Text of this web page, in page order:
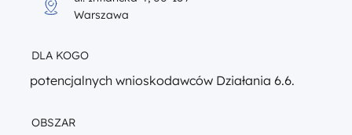
DLA KOGO
potencjalnych wnioskodawców Działania 6.6.
OBSZAR
Warszawa